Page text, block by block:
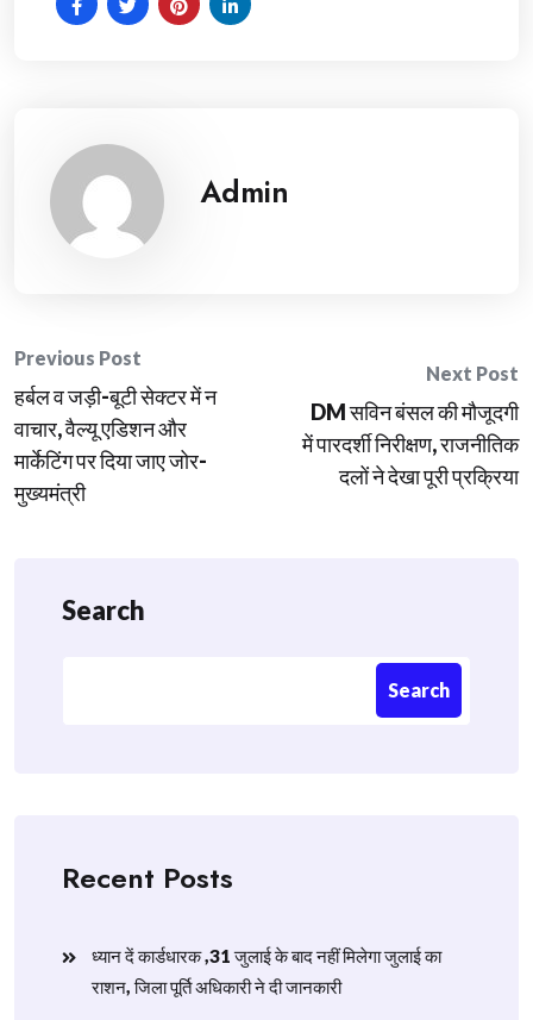
Admin
Post
navigation
Previous Post
हर्बल व जड़ी-बूटी सेक्टर में न
वाचार, वैल्यू एडिशन और
मार्केटिंग पर दिया जाए जोर-
मुख्यमंत्री
Next Post
DM सविन बंसल की मौजूदगी
में पारदर्शी निरीक्षण, राजनीतिक
दलों ने देखा पूरी प्रक्रिया
Search
Search
Recent Posts
ध्यान दें कार्डधारक ,31 जुलाई के बाद नहीं मिलेगा जुलाई का
राशन, जिला पूर्ति अधिकारी ने दी जानकारी